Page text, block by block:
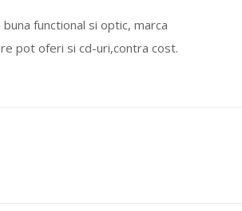
functional si optic, marca
pot oferi si cd-uri,contra cost.